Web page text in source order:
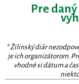
Pre
* Žilinský diár
je ich organizátorom.
vhodné si dátum a